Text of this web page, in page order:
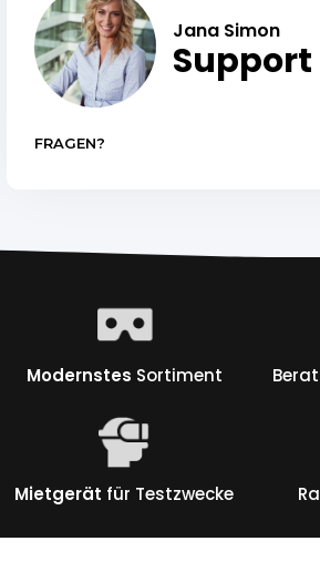
Jana Simon
Support
FRAGEN?
Modernstes Sortiment
Mietgerät für Testzwecke